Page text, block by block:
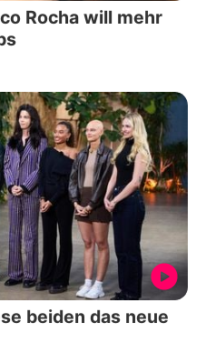
Rocha will mehr
beiden das neue